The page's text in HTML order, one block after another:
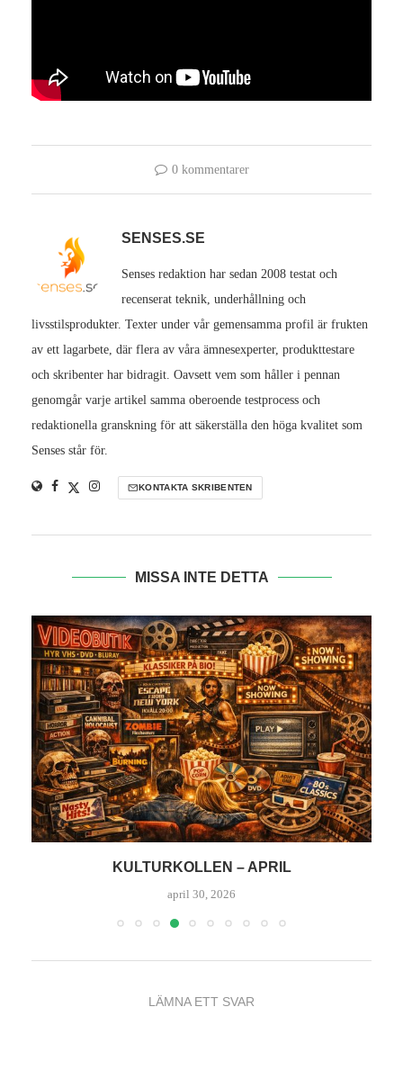
0 kommentarer
SENSES.SE
Senses redaktion har sedan 2008 testat och
recenserat teknik, underhållning och
livsstilsprodukter. Texter under vår gemensamma profil är frukten
av ett lagarbete, där flera av våra ämnesexperter, produkttestare
och skribenter har bidragit. Oavsett vem som håller i pennan
genomgår varje artikel samma oberoende testprocess och
redaktionella granskning för att säkerställa den höga kvalitet som
Senses står för.
KONTAKTA SKRIBENTEN
MISSA INTE DETTA
KULTURKOLLEN – APRIL
april 30, 2026
LÄMNA ETT SVAR